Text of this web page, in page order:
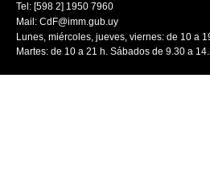
Tel: [598 2] 1950 7960
Mail: CdF@imm.gub.uy
Lunes, miércoles, jueves, viernes: de 10 a
Martes: de 10 a 21 h. Sábados de 9.30 a